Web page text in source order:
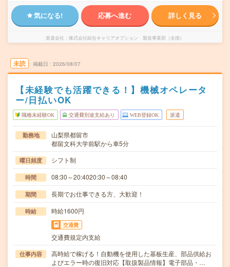
気になる! 応募へ進む 詳しく見る
派遣会社 株式会社綜合キャリアオプション 製造事業部（全国）
未読 掲載日 2026/08/07
【未経験でも活躍できる！】機械オペレータ
ー/日払いOK
職種未経験OK 交通費別途支給あり WEB登録OK 派遣
勤務地
山梨県都留市
都留文科大学前駅から車5分
曜日頻度 シフト制
時間 08:30～20:4020:30～08:40
期間 長期でお仕事できる方、大歓迎！
時給 時給1600円
交通費
交通費規定内支給
仕事内容
高時給で稼げる！自動機を使用した基板生産、部品供給お
よびエラー時の復旧対応【取扱製品情報】電子部品・…